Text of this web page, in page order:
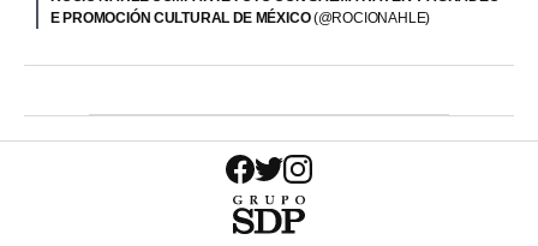
E PROMOCIÓN CULTURAL DE MÉXICO(@ROCIONAHLE)